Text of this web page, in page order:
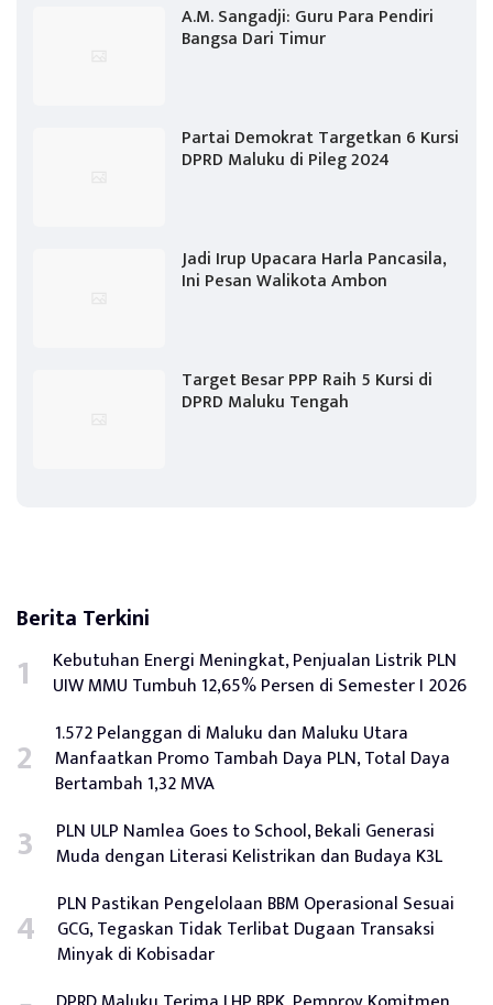
A.M. Sangadji: Guru Para Pendiri
Bangsa Dari Timur
Partai Demokrat Targetkan 6 Kursi
DPRD Maluku di Pileg 2024
Jadi Irup Upacara Harla Pancasila,
Ini Pesan Walikota Ambon
Target Besar PPP Raih 5 Kursi di
DPRD Maluku Tengah
Berita Terkini
Kebutuhan Energi Meningkat, Penjualan Listrik PLN
UIW MMU Tumbuh 12,65% Persen di Semester I 2026
1.572 Pelanggan di Maluku dan Maluku Utara
Manfaatkan Promo Tambah Daya PLN, Total Daya
Bertambah 1,32 MVA
PLN ULP Namlea Goes to School, Bekali Generasi
Muda dengan Literasi Kelistrikan dan Budaya K3L
PLN Pastikan Pengelolaan BBM Operasional Sesuai
GCG, Tegaskan Tidak Terlibat Dugaan Transaksi
Minyak di Kobisadar